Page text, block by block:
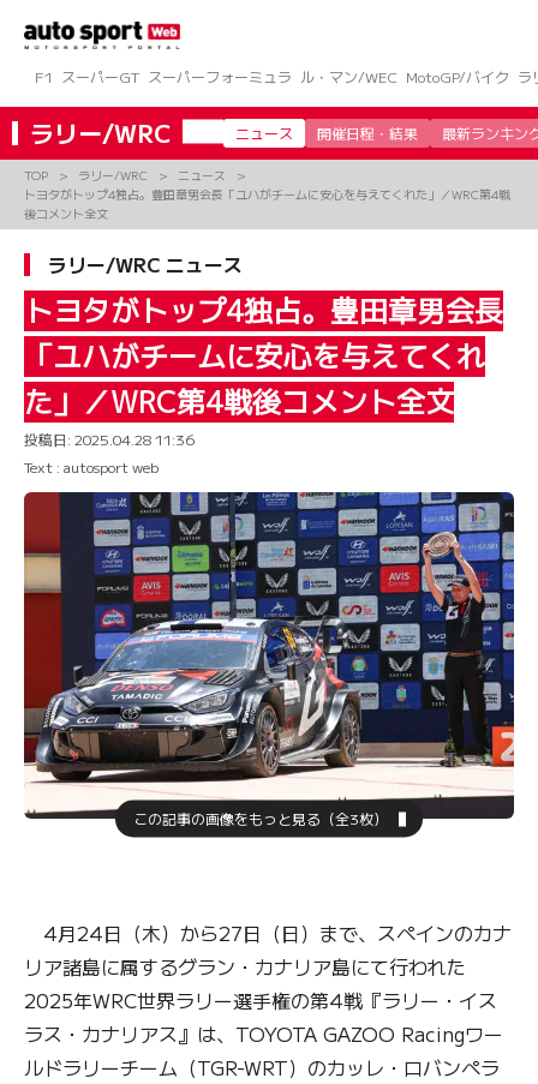
ツ
へ
ス
キ
F1 スーパーGT スーパーフォーミュラ ル・マン/WEC MotoGP/バイク ラ
ラリー/WRC ニュース 開催日程・結果 最新ランキン
TOP ラリー/WRC
ニュース
トヨタがトップ4独占。豊田章男会長「ユハがチームに安心を与えてくれた」／WRC第4戦
後コメント全文
ラリー/WRC ニュース
トヨタがトップ4独占。豊田章男会長
「ユハがチームに安心を与えてくれ
た」／WRC第4戦後コメント全文
投稿日: 2025.04.28 11:36
Text : autosport web
この記事の画像をもっと見る（全3枚）
4月24日（木）から27日（日）まで、スペインのカナ
リア諸島に属するグラン・カナリア島にて行われた
2025年WRC世界ラリー選手権の第4戦『ラリー・イス
ラス・カナリアス』は、TOYOTA GAZOO Racingワー
ルドラリーチーム（TGR-WRT）のカッレ・ロバンペラ